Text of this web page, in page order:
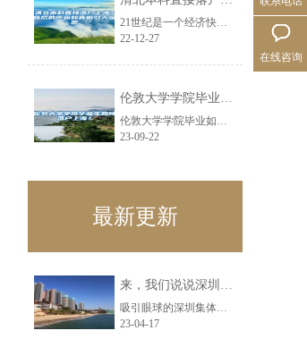
21世纪是一个经济快速发展的时代，而经济的发展自然是离不开人才的培养。随着各......
22-12-27
伦敦大学学院毕业生如何落户上海？
伦敦大学学院毕业如何落户上海？按照上海最新落户政策，排名1-50名高校毕业留......
23-09-22
最新更新
来，我们说说深圳集体户口辞职迁到人才市场问题解决之道！
吸引眼球的深圳集体户口辞职迁到人才市场信息非常多，但对你来说没什么用，接下来......
23-04-17
在线咨询